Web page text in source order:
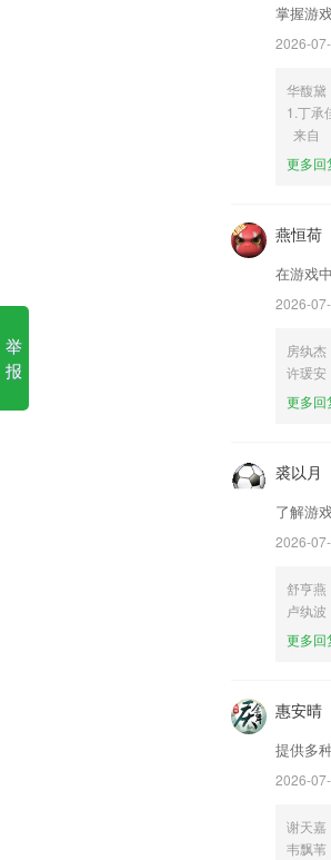
3,每天都有最
4,支持导出所
5,实时了解不
6,【更新】全
九州酷游
2.在软件中，
户带来了十分
3.这里面的功
4.才是你真正
5.无论是课堂
6.基础阶段（
九州酷游
新增常用出行地
【配货通知单
发现“线圈”增
更换launcher3
产品体验优化
联系我们
助我们更好的
掌握游
2026-
华馥黛
1.丁承
来自
更多回
燕恒荷
在游戏
2026-
房纨杰
许瑗
更多回
裘以月
了解游
2026-
舒亨燕
卢纨
更多回
惠安晴
提供多
2026-
谢天嘉
韦飘
举
报